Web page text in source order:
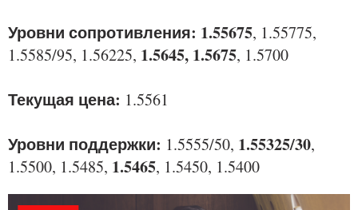
Уровни сопротивления: 1.55675, 1.55775,
1.5585/95, 1.56225, 1.5645, 1.5675, 1.5700
Текущая цена: 1.5561
Уровни поддержки: 1.5555/50, 1.55325/30,
1.5500, 1.5485, 1.5465, 1.5450, 1.5400